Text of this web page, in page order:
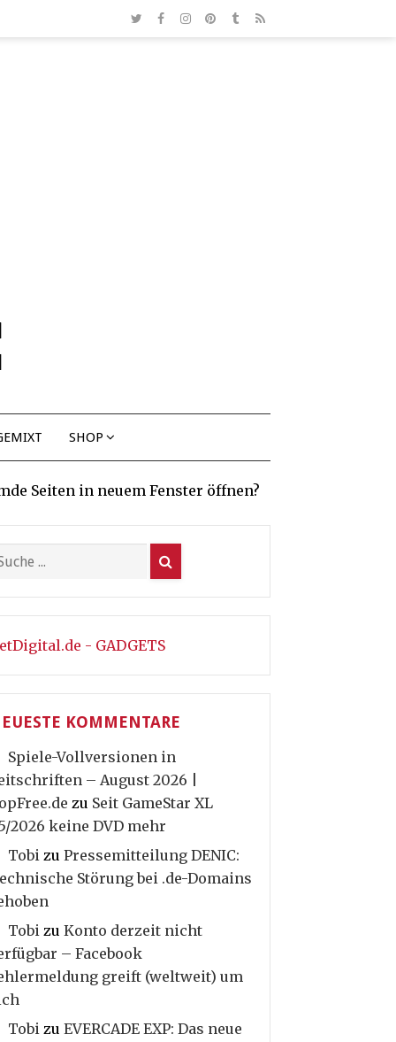
SHOP
Seiten in neuem Fenster öffnen?
- GADGETS
KOMMENTARE
Spiele-Vollversionen in
– August 2026 |
zu Seit GameStar XL
2026 keine DVD mehr
Tobi zu Pressemitteilung DENIC:
Störung bei .de-Domains
Tobi zu Konto derzeit nicht
– Facebook
greift (weltweit) um
Tobi zu EVERCADE EXP: Das neue